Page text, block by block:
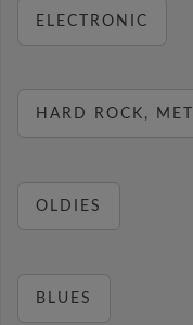
ELECTRONIC
HARD ROCK,
OLDIES
BLUES